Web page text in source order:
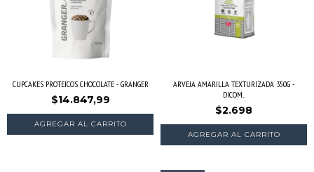
CUPCAKES PROTEICOS CHOCOLATE - GRANGER
$14.847,99
ARVEJA AMARILLA TEXTURIZADA 350G -
DICOM...
$2.698